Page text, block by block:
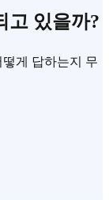
고 있을까?
떻게 답하는지 무